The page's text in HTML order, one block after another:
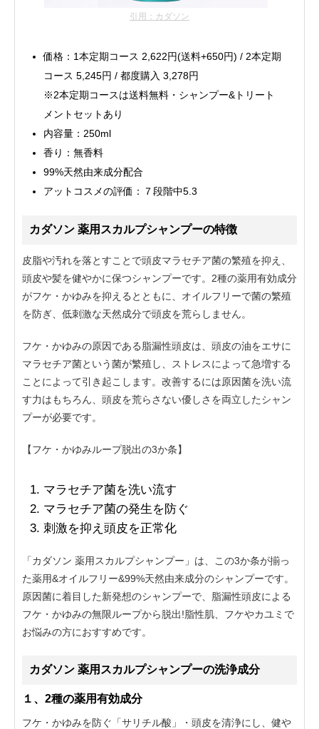
引用：カダソン
価格：1本定期コース 2,622円(送料+650円) / 2本定期
コース 5,245円 / 都度購入 3,278円
※2本定期コースは送料無料・シャンプー&トリート
メントセットあり
内容量：250ml
香り：無香料
99%天然由来成分配合
アットコスメの評価：７段階中5.3
カダソン 薬用スカルプシャンプーの特徴
皮脂や汚れを落とすことで頭皮マラセチア菌の繁殖を抑え、
頭皮や髪を健やかに保つシャンプーです。2種の薬用有効成分
がフケ・かゆみを抑えるとともに、オイルフリーで菌の繁殖
を防ぎ、低刺激な天然成分で頭皮を荒らしません。
フケ・かゆみの原因である脂漏性頭皮は、頭皮の油をエサに
マラセチア菌という菌が繁殖し、ストレスによって急増する
ことによって引き起こします。改善するには原因菌を洗い流
す力はもちろん、頭皮を荒らさない優しさを両立したシャン
プーが必要です。
【フケ・かゆみループ脱出の3か条】
マラセチア菌を洗い流す
マラセチア菌の発生を防ぐ
刺激を抑え頭皮を正常化
「カダソン 薬用スカルプシャンプー」は、この3か条が揃っ
た薬用&オイルフリー&99%天然由来成分のシャンプーです。
原因菌に着目した新発想のシャンプーで、脂漏性頭皮による
フケ・かゆみの無限ループから脱出!脂性肌、フケやカユミで
お悩みの方におすすめです。
カダソン 薬用スカルプシャンプーの洗浄成分
１、2種の薬用有効成分
フケ・かゆみを防ぐ「サリチル酸」・頭皮を清浄にし、健や